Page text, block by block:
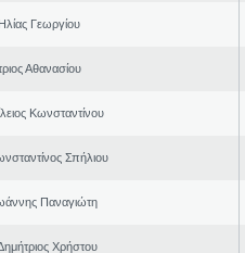
Γεωργίου
Αθανασίου
Κωνσταντίνου
Σπήλιου
Παναγιώτη
Χρήστου